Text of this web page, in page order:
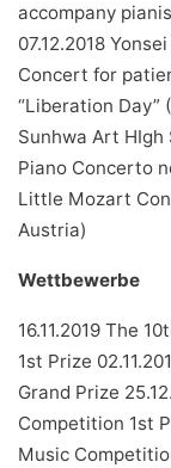
accompany
07.12.2018
Concert for
“Liberation Day”
Sunhwa Art
Piano Concerto
Little Mozart
Austria)
Wettbewerbe
16.11.2019 The
1st Prize
Grand Prize
Competition 1st
Music